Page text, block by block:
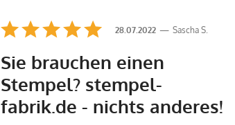
Sascha S.
28.07.2022
Sie brauchen einen
Stempel? stempel-
fabrik.de - nichts anderes!